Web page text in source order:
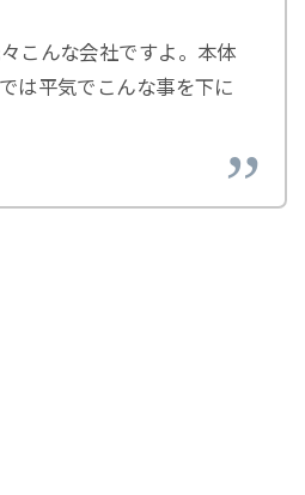
こんな会社ですよ。本体
は平気でこんな事を下に